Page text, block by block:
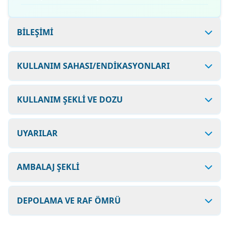
BİLEŞİMİ
KULLANIM SAHASI/ENDİKASYONLARI
KULLANIM ŞEKLİ VE DOZU
UYARILAR
AMBALAJ ŞEKLİ
DEPOLAMA VE RAF ÖMRÜ